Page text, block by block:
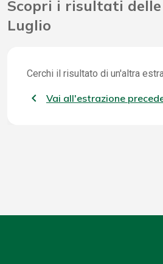
Scopri i risultati
Luglio
Cerchi il risultato di un'altra
Vai all'estrazione